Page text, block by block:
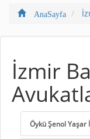
AnaSayfa
İzmir
Öykü Şenol